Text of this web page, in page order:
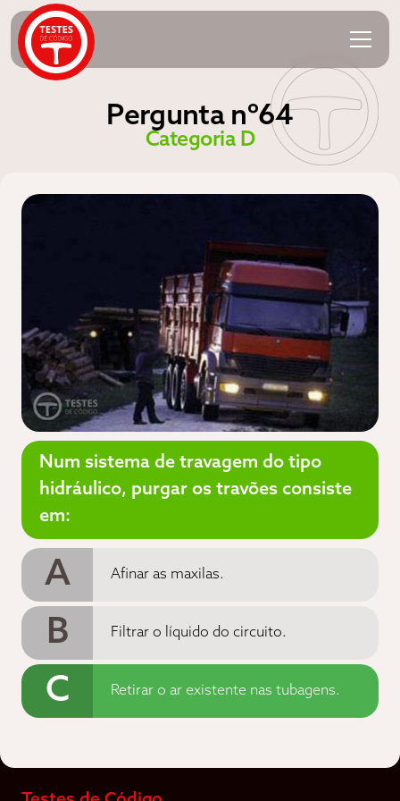
Pergunta nº64
Categoria D
Num sistema de travagem do tipo
hidráulico, purgar os travões consiste
em:
A Afinar as maxilas.
B Filtrar o líquido do circuito.
C Retirar o ar existente nas tubagens.